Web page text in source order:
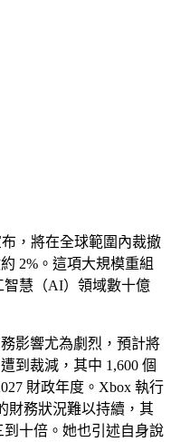
，將在全球範圍內裁撤
2%。這項大規模重組
智慧（AI）領域數十億
影響尤為劇烈，預計將
到裁減，其中 1,600 個
財政年度。Xbox 執行
財務狀況難以持續，其
十倍。她也引述自身說